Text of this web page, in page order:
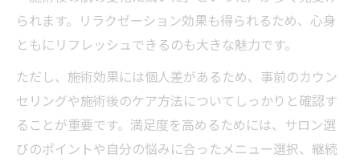
られます。リラクゼーション効果も得られるため、心身
ともにリフレッシュできるのも大きな魅力です。
ただし、施術効果には個人差があるため、事前のカウン
セリングや施術後のケア方法についてしっかりと確認す
ることが重要です。満足度を高めるためには、サロン選
びのポイントや自分の悩みに合ったメニュー選択、継続